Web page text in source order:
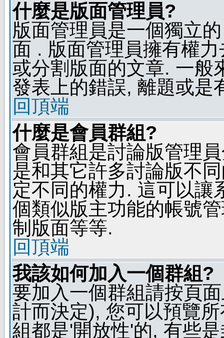
什麼是版面管理員?
版面管理員是一個獨立
面 . 版面管理員擁有權
或分割版面的文章. 一般
發表上的錯誤, 離題或是
回頂端
什麼是會員群組?
會員群組是討論版管理
是和其它許多討論版不
定不同的權力. 這可以讓
個類似版主功能的帳號
制版面等等.
回頂端
我該如何加入一個群組?
要加入一個群組請按頁
計而決定), 您可以預覽
組都是'開放性'的, 有些